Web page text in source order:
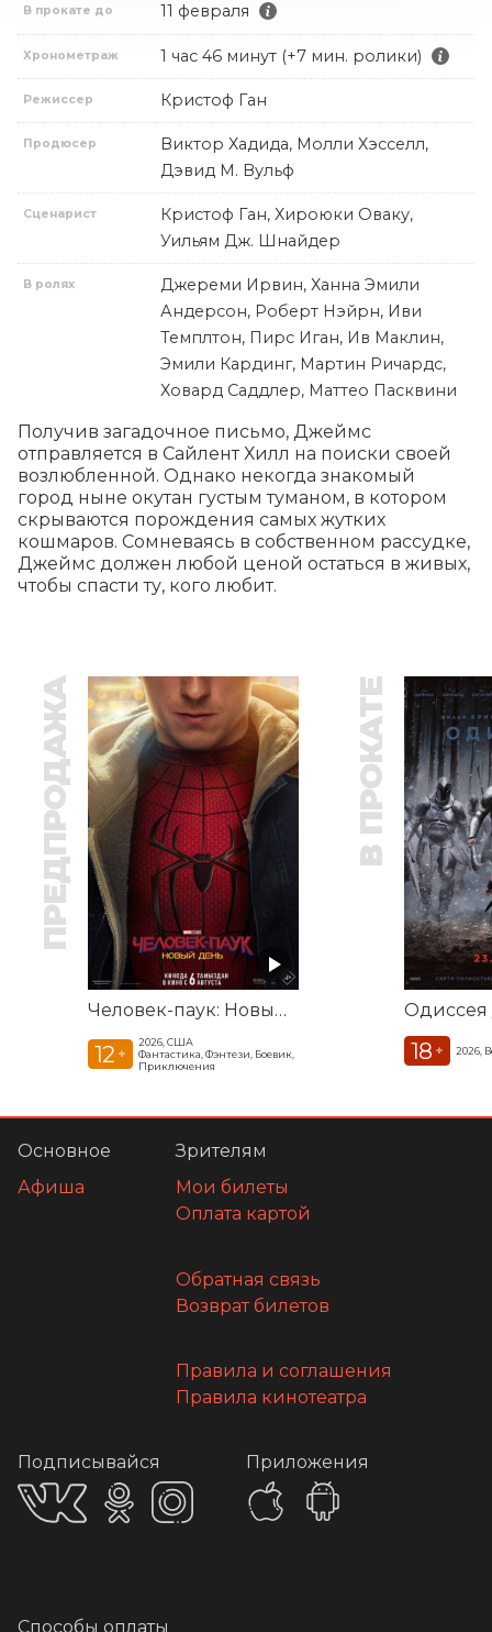
В прокате до 11 февраля
Хронометраж 1 час 46 минут (+7 мин. ролики)
Режиссер Кристоф Ган
Продюсер
Виктор Хадида, Молли Хэсселл,
Дэвид М. Вульф
Сценарист
Кристоф Ган, Хироюки Оваку,
Уильям Дж. Шнайдер
В ролях
Джереми Ирвин, Ханна Эмили
Андерсон, Роберт Нэйрн, Иви
Темплтон, Пирс Иган, Ив Маклин,
Эмили Кардинг, Мартин Ричардс,
Ховард Саддлер, Маттео Пасквини
Получив загадочное письмо, Джеймс
отправляется в Сайлент Хилл на поиски своей
возлюбленной. Однако некогда знакомый
город ныне окутан густым туманом, в котором
скрываются порождения самых жутких
кошмаров. Сомневаясь в собственном рассудке,
Джеймс должен любой ценой остаться в живых,
чтобы спасти ту, кого любит.
ПРЕДПРОДАЖА
Человек-паук: Новый день / Волшебник
12 +
2026, США
Фантастика, Фэнтези, Боевик,
Приключения
В ПРОКАТЕ
18 + 2026,
Основное
Афиша
Зрителям
Мои билеты
Оплата картой
Обратная связь
Возврат билетов
Правила и соглашения
Правила кинотеатра
Подписывайся Приложения
Способы оплаты